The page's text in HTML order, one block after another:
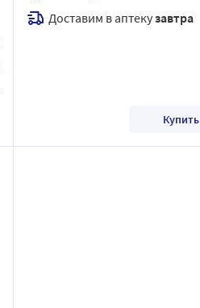
Доставим в аптекузавтра
Купить